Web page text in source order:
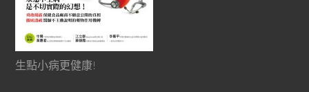
生點小病更健康!